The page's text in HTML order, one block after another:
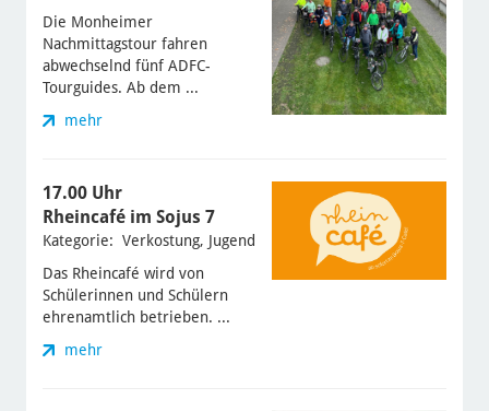
Die Monheimer
Nachmittagstour fahren
abwechselnd fünf ADFC-
Tourguides. Ab dem ...
mehr
17.00 Uhr
Rheincafé im Sojus 7
Kategorie: Verkostung, Jugend
Das Rheincafé wird von
Schülerinnen und Schülern
ehrenamtlich betrieben. ...
mehr